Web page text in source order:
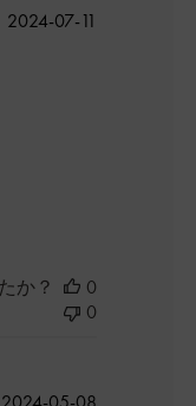
2024-07-11
か？
0
0
公